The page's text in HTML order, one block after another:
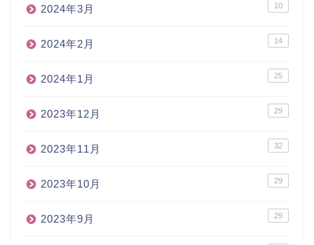
2024年3月 10
2024年2月 14
2024年1月 25
2023年12月 29
2023年11月 32
2023年10月 29
2023年9月 29